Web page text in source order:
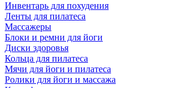
Инвентарь для похудения
Ленты для пилатеса
Массажеры
Блоки и ремни для йоги
Диски здоровья
Кольца для пилатеса
Мячи для йоги и пилатеса
Ролики для йоги и массажа